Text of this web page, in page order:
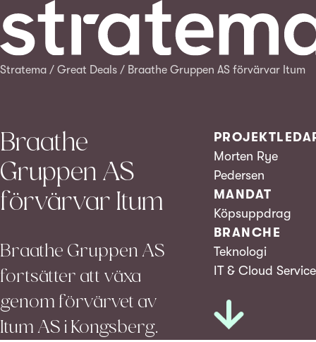
Stratema / Great Deals / Braathe Gruppen AS förvärvar Itum
Braathe
Gruppen AS
förvärvar Itum
Braathe Gruppen AS
fortsätter att växa
genom förvärvet av
Itum AS i Kongsberg.
Morten Rye
Pedersen
MANDAT
Köpsuppdrag
BRANCHE
Teknologi
IT & Cloud